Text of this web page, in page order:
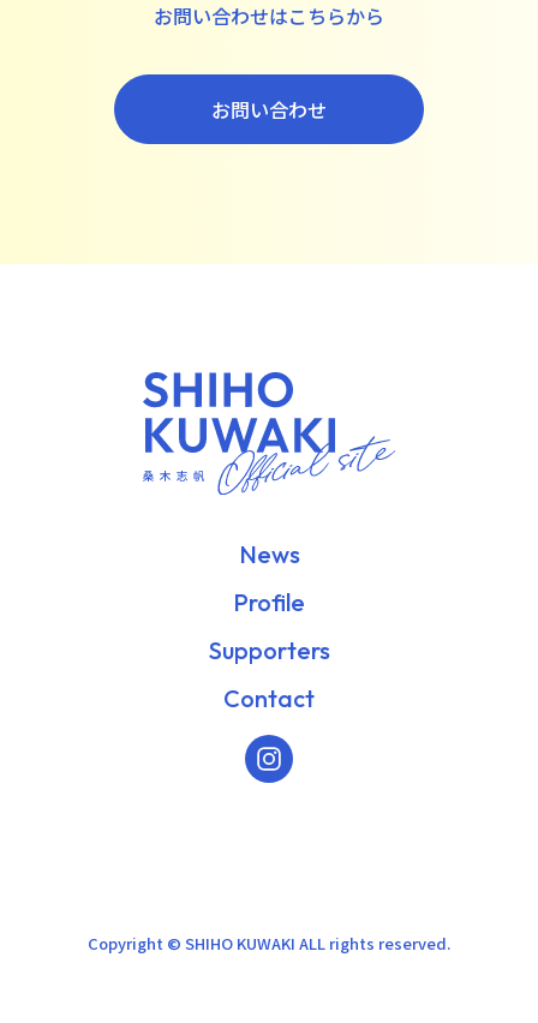
お問い合わせはこちらから
お問い合わせ
News
Profile
Supporters
Contact
Copyright © SHIHO KUWAKI ALL rights reserved.